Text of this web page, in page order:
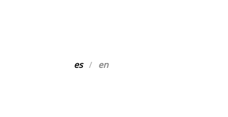
es / en